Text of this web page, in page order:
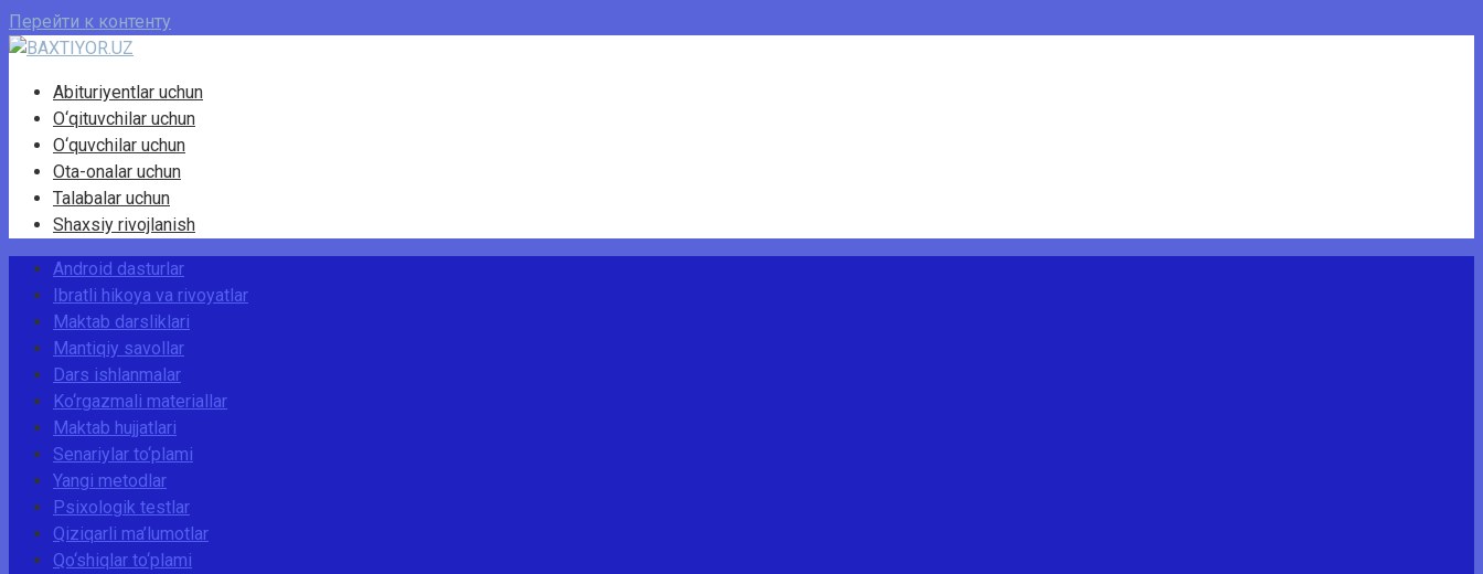
Перейти к контенту
Abituriyentlar uchun
O‘qituvchilar uchun
O‘quvchilar uchun
Ota-onalar uchun
Talabalar uchun
Shaxsiy rivojlanish
Android dasturlar
Ibratli hikoya va rivoyatlar
Maktab darsliklari
Mantiqiy savollar
Dars ishlanmalar
Ko‘rgazmali materiallar
Maktab hujjatlari
Senariylar to‘plami
Yangi metodlar
Psixologik testlar
Qiziqarli ma’lumotlar
Qo‘shiqlar to‘plami